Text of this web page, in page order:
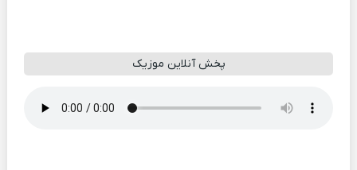
پخش آنلاین موزیک